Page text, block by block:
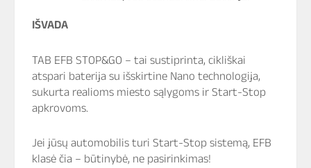
IŠVADA
TAB EFB STOP&GO – tai sustiprinta, cikliškai
atspari baterija su išskirtine Nano technologija,
sukurta realioms miesto sąlygoms ir Start-Stop
apkrovoms.
Jei jūsų automobilis turi Start-Stop sistemą, EFB
klasė čia – būtinybė, ne pasirinkimas!